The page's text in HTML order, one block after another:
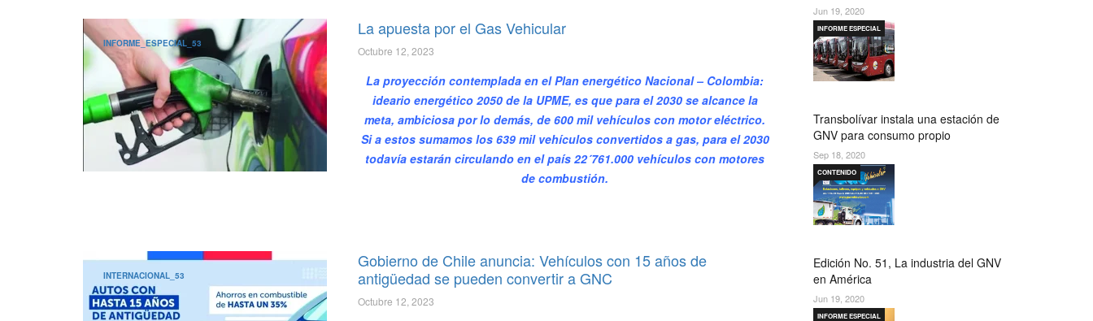
INFORME_ESPECIAL_53
La apuesta por el Gas Vehicular
Octubre 12, 2023
La proyección contemplada en el Plan energético Nacional – Colombia:
ideario energético 2050 de la UPME, es que para el 2030 se alcance la
meta, ambiciosa por lo demás, de 600 mil vehículos con motor eléctrico.
Si a estos sumamos los 639 mil vehículos convertidos a gas, para el 2030
todavía estarán circulando en el país 22´761.000 vehículos con motores
de combustión.
INTERNACIONAL_53
Gobierno de Chile anuncia: Vehículos con 15 años de
antigüedad se pueden convertir a GNC
Octubre 12, 2023
Jun 19, 2020
Transbolívar instala una estación de
GNV para consumo propio
INFORME ESPECIAL
Sep 18, 2020
Edición No. 51, La industria del GNV
en América
CONTENIDO
Jun 19, 2020
INFORME ESPECIAL